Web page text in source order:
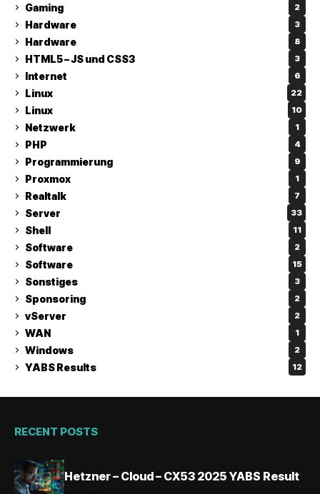
Gaming 2
Hardware 3
Hardware 8
HTML5 – JS und CSS3 3
Internet 6
Linux 22
Linux 10
Netzwerk 1
PHP 4
Programmierung 9
Proxmox 1
Realtalk 7
Server 33
Shell 11
Software 2
Software 15
Sonstiges 3
Sponsoring 2
vServer 2
WAN 1
Windows 2
YABS Results 12
RECENT POSTS
Hetzner – Cloud – CX53 2025 YABS Result